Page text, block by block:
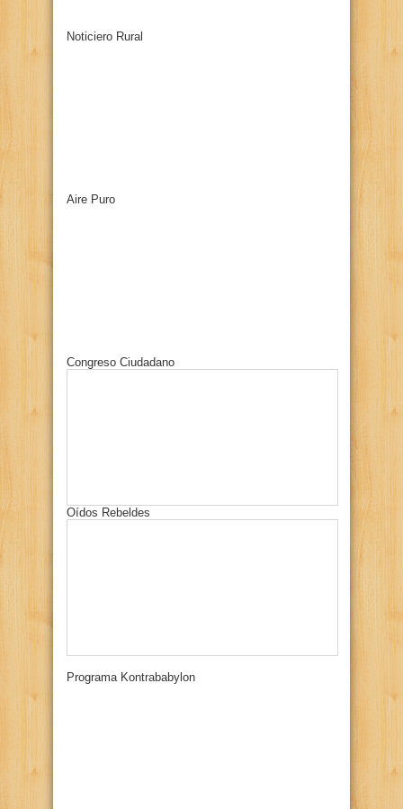
Noticiero Rural
Aire Puro
Congreso Ciudadano
Oídos Rebeldes
Programa Kontrababylon